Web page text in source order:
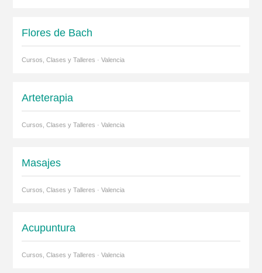
Flores de Bach
Cursos, Clases y Talleres · Valencia
Arteterapia
Cursos, Clases y Talleres · Valencia
Masajes
Cursos, Clases y Talleres · Valencia
Acupuntura
Cursos, Clases y Talleres · Valencia